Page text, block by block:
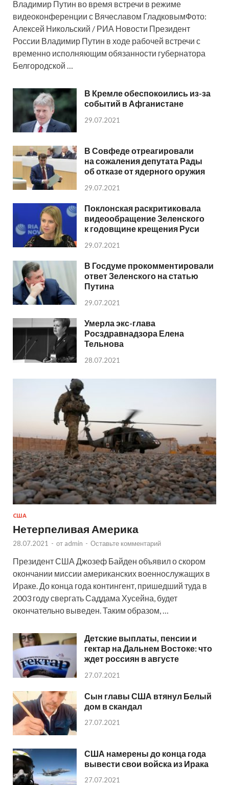
Владимир Путин во время встречи в режиме
видеоконференции с Вячеславом ГладковымФото:
Алексей Никольский / РИА Новости Президент
России Владимир Путин в ходе рабочей встречи с
временно исполняющим обязанности губернатора
Белгородской …
В Кремле обеспокоились из-за
событий в Афганистане
29.07.2021
В Совфеде отреагировали
на сожаления депутата Рады
об отказе от ядерного оружия
29.07.2021
Поклонская раскритиковала
видеообращение Зеленского
к годовщине крещения Руси
29.07.2021
В Госдуме прокомментировали
ответ Зеленского на статью
Путина
29.07.2021
Умерла экс-глава
Росздравнадзора Елена
Тельнова
28.07.2021
США
Нетерпеливая Америка
28.07.2021 - от admin - Оставьте комментарий
Президент США Джозеф Байден объявил о скором
окончании миссии американских военнослужащих в
Ираке. До конца года контингент, пришедший туда в
2003 году свергать Саддама Хусейна, будет
окончательно выведен. Таким образом, …
Детские выплаты, пенсии и
гектар на Дальнем Востоке: что
ждет россиян в августе
27.07.2021
Сын главы США втянул Белый
дом в скандал
27.07.2021
США намерены до конца года
вывести свои войска из Ирака
27.07.2021